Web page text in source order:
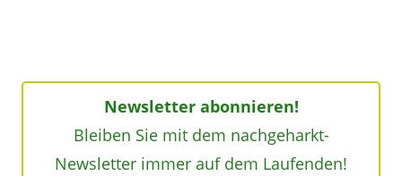
Newsletter abonnieren!
Bleiben Sie mit dem nachgeharkt-
Newsletter immer auf dem Laufenden!